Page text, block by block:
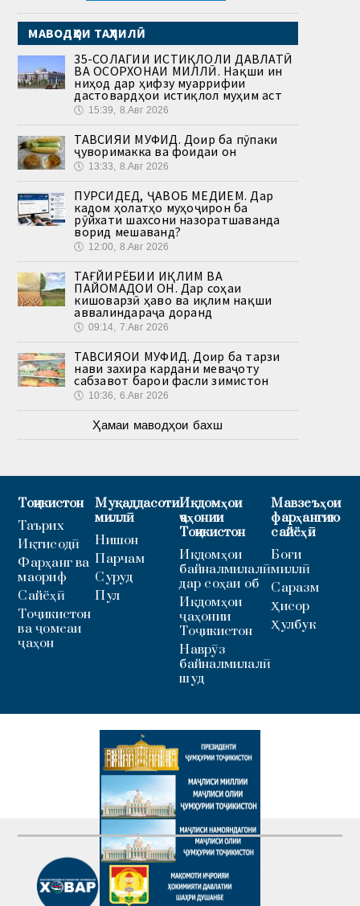
МАВОДҲОИ ТАҲЛИЛӢ
35-СОЛАГИИ ИСТИҚЛОЛИ ДАВЛАТӢ
ВА ОСОРХОНАИ МИЛЛӢ. Нақши ин
ниҳод дар ҳифзу муаррифии
дастовардҳои истиқлол муҳим аст
🕔 15:39, 8.Авг 2026
ТАВСИЯИ МУФИД. Доир ба пӯпаки
ҷуворимакка ва фоидаи он
🕔 13:33, 8.Авг 2026
ПУРСИДЕД, ҶАВОБ МЕДИҲЕМ. Дар
кадом ҳолатҳо муҳоҷирон ба
рӯйхати шахсони назоратшаванда
ворид мешаванд?
🕔 12:00, 8.Авг 2026
ТАҒЙИРЁБИИ ИҚЛИМ ВА
ПАЙОМАДҲОИ ОН. Дар соҳаи
кишоварзӣ ҳаво ва иқлим нақши
аввалиндараҷа доранд
🕔 09:14, 7.Авг 2026
ТАВСИЯҲОИ МУФИД. Доир ба тарзи
нави захира кардани меваҷоту
сабзавот барои фасли зимистон
🕔 10:36, 6.Авг 2026
Ҳамаи маводҳои бахш
Тоҷикистон
Таърих
Иқтисодӣ
Фарҳанг ва
маориф
Сайёҳӣ
Тоҷикистон
ва ҷомеаи
ҷаҳон
Муқаддасоти
миллӣ
Нишон
Парчам
Суруд
Пул
Иқдомҳои
ҷаҳонии
Тоҷикистон
Иқдомҳои
байналмилалӣ
дар соҳаи об
Иқдомҳои
ҷаҳонии
Тоҷикистон
Наврӯз
байналмилалӣ
шуд
Мавзеъҳои
фарҳангию
сайёҳӣ
Боғи
миллӣ
Саразм
Ҳисор
Ҳулбук